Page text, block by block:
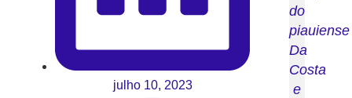
julho 10, 2023
do
piauiense
Da
Costa
e